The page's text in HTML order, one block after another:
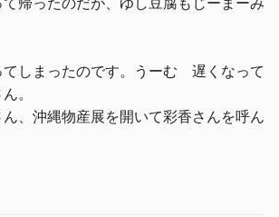
てしまったのです。うーむ 遅くなって
。
、沖縄物産展を開いて彩香さんを呼ん